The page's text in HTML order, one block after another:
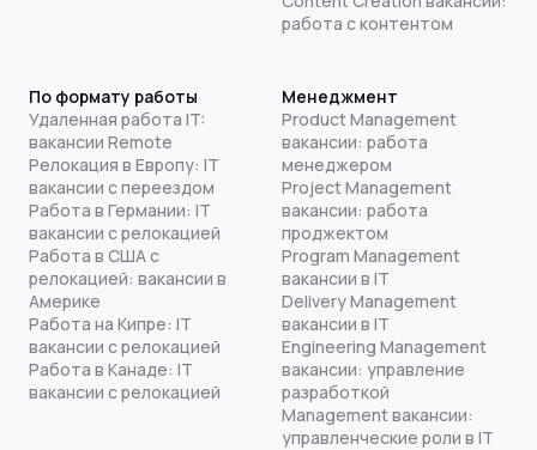
работа с контентом
По формату работы
Удаленная работа IT:
вакансии Remote
Релокация в Европу: IT
вакансии с переездом
Работа в Германии: IT
вакансии с релокацией
Работа в США с
релокацией: вакансии в
Америке
Работа на Кипре: IT
вакансии с релокацией
Работа в Канаде: IT
вакансии с релокацией
Менеджмент
Product Management
вакансии: работа
менеджером
Project Management
вакансии: работа
проджектом
Program Management
вакансии в IT
Delivery Management
вакансии в IT
Engineering Management
вакансии: управление
разработкой
Management вакансии:
управленческие роли в IT